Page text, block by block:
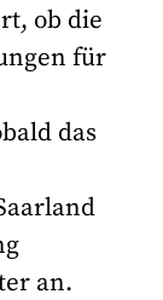
ob die
für
das
an.